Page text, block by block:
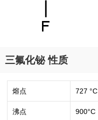
三氟化铋 性质
熔点 727 °C
沸点 900°C